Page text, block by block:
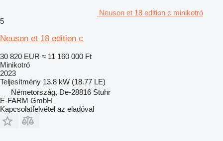
Neuson et 18 edition c minikotró
5
Neuson et 18 edition c
30 820 EUR ≈ 11 160 000 Ft
Minikotró
2023
Teljesítmény 13.8 kW (18.77 LE)
Németország, De-28816 Stuhr
E-FARM GmbH
Kapcsolatfelvétel az eladóval